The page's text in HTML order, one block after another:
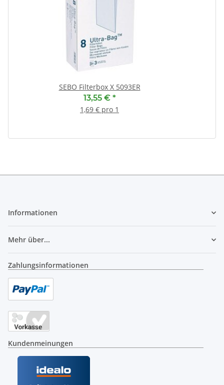
SEBO Filterbox X 5093ER
13,55 € *
1,69 € pro 1
Informationen
Mehr über...
Zahlungsinformationen
Kundenmeinungen